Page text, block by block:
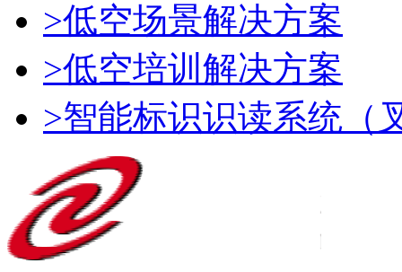
>低空场景解决方案
>低空培训解决方案
>智能标识识读系统（